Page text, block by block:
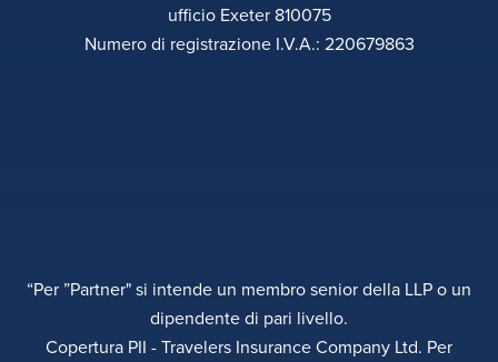
ufficio Exeter 810075
Numero di registrazione I.V.A.: 220679863
“Per ”Partner" si intende un membro senior della LLP o un
dipendente di pari livello.
Copertura PII - Travelers Insurance Company Ltd. Per